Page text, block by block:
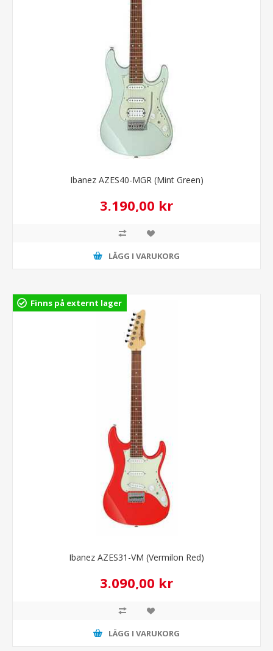
Ibanez AZES40-MGR (Mint Green)
3.190,00 kr
LÄGG I VARUKORG
Finns på externt lager
Ibanez AZES31-VM (Vermilon Red)
3.090,00 kr
LÄGG I VARUKORG